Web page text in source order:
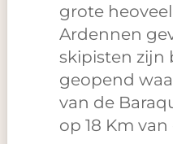
grote
Ardennen
skipisten zijn
geopend
van de
op 18 Km